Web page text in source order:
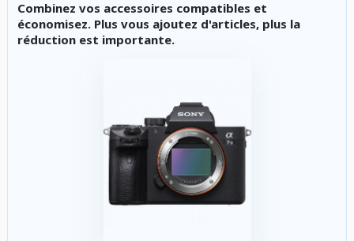
Combinez vos accessoires compatibles et
économisez. Plus vous ajoutez d'articles, plus la
réduction est importante.